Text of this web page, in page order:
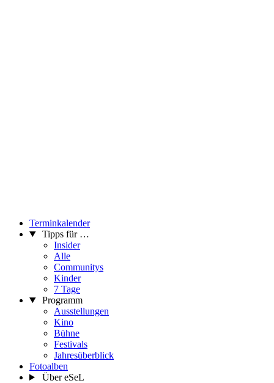
Terminkalender
Tipps für …
Insider
Alle
Communitys
Kinder
7 Tage
Programm
Ausstellungen
Kino
Bühne
Festivals
Jahresüberblick
Fotoalben
Über eSeL